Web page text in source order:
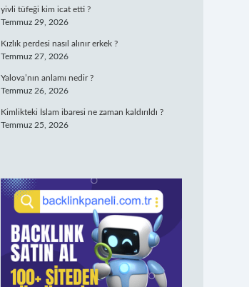
yivli tüfeği kim icat etti ?
Temmuz 29, 2026
Kızlık perdesi nasıl alınır erkek ?
Temmuz 27, 2026
Yalova’nın anlamı nedir ?
Temmuz 26, 2026
Kimlikteki İslam ibaresi ne zaman kaldırıldı ?
Temmuz 25, 2026